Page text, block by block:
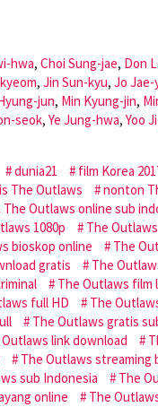
hwa, Choi Sung-jae, Don
, Jin Sun-kyu, Jo Jae-
jun, Min Kyung-jin,
seok, Ye Jung-hwa, Yoo
dunia21 film Korea
The Outlaws
nonton
Outlaws online sub
1080p The
bioskop online The
gratis The
The Outlaws film
full HD The
The Outlaws gratis
link download
The Outlaws streaming
sub Indonesia The
online The